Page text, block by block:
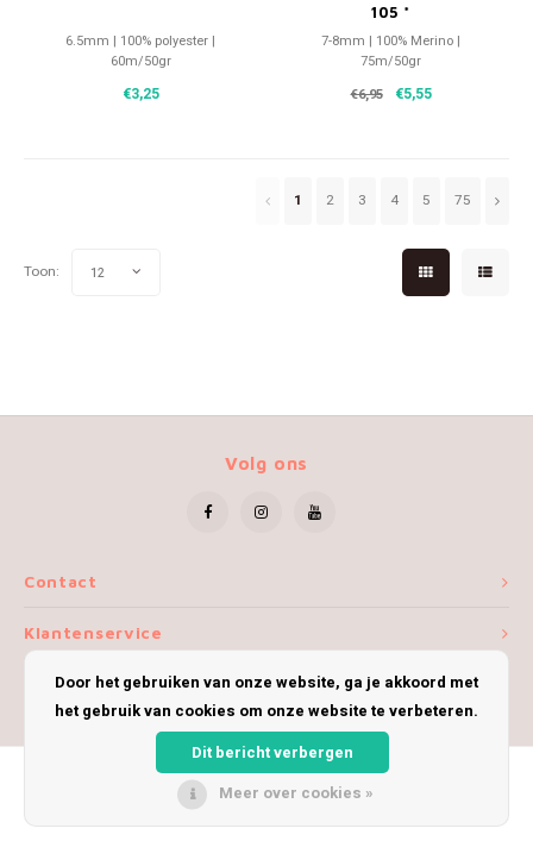
6.5mm | 100% polyester |
60m/50gr
€3,25
105 *
7-8mm | 100% Merino |
75m/50gr
€6,95
€5,55
1 2 3 4 5 75
Toon: 12
Contact
Volg ons
Klantenservice
Mijn account
Door het gebruiken van onze website, ga je akkoord met
het gebruik van cookies om onze website te verbeteren.
Dit bericht verbergen
Meer over cookies »